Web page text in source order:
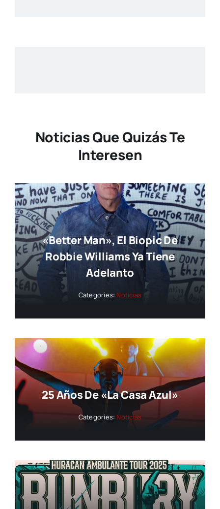
Noticias Que Quizás Te
Interesen
«Better Man», El Biopic De
Robbie Williams Ya Tiene
Adelanto
Categories: Noticias
25 Años De «La Casa Azul»
Categories: Noticias